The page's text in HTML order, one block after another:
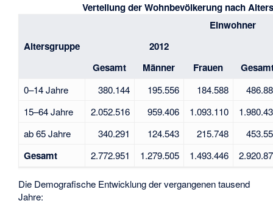
Verteilung der Wohnbevölkerung nach
Altersgruppe
Einwohner
2012
Gesamt
Männer Frauen
0–14 Jahre 380.144 195.556 184.588
15–64 Jahre
2.052.516 959.406 1.093.110
ab 65 Jahre
340.291 124.543 215.748
Gesamt 2.772.951 1.279.505 1.493.446
Die Demografische Entwicklung der vergangenen tausend
Jahre: